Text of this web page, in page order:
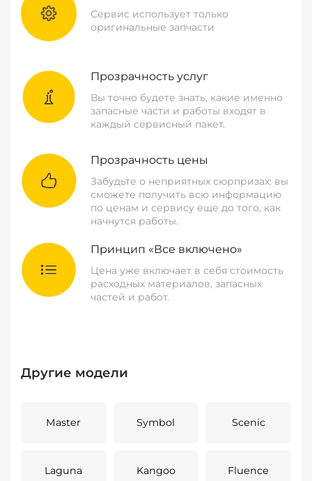
Сервис использует только
оригинальные запчасти
Прозрачность услуг
Вы точно будете знать, какие именно
запасные части и работы входят в
каждый сервисный пакет.
Прозрачность цены
Забудьте о неприятных сюрпризах: вы
сможете получить всю информацию
по ценам и сервису еще до того, как
начнутся работы.
Принцип «Все включено»
Цена уже включает в себя стоимость
расходных материалов, запасных
частей и работ.
Другие модели
Master Symbol Scenic
Laguna Kangoo Fluence